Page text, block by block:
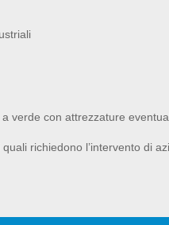
verde con attrezzature
richiedono l’intervento di